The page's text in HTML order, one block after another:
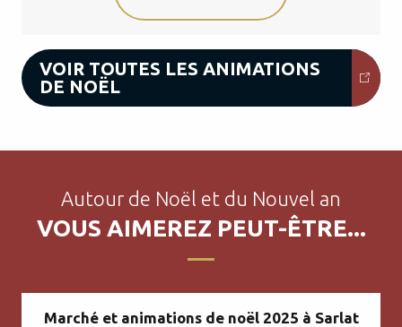
VOIR TOUTES LES ANIMATIONS
DE NOËL
Autour de Noël et du Nouvel an
VOUS AIMEREZ PEUT-ÊTRE...
Marché et animations de noël 2025 à Sarlat